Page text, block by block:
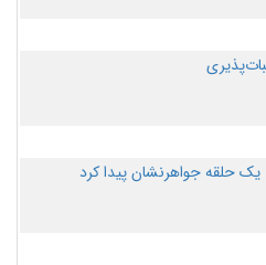
حلقه جواهرنشان پیدا کرد